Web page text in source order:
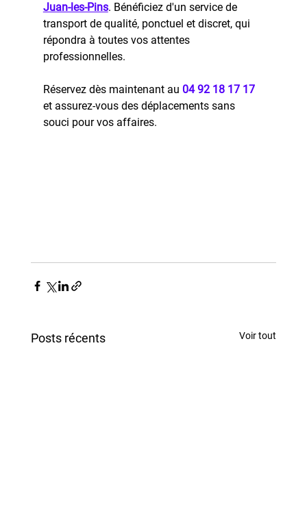
Juan-les-Pins. Bénéficiez d'un service de
transport de qualité, ponctuel et discret, qui
répondra à toutes vos attentes
professionnelles.
Réservez dès maintenant au 04 92 18 17 17
et assurez-vous des déplacements sans
souci pour vos affaires.
Posts récents Voir tout